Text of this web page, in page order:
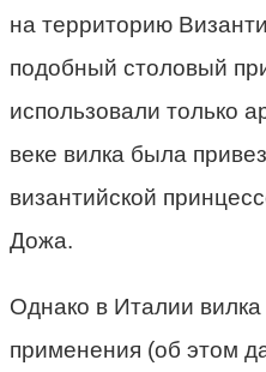
на территорию
подобный столовый
использовали только
веке вилка была
византийской
Дожа.
Однако в Италии
применения (об этом